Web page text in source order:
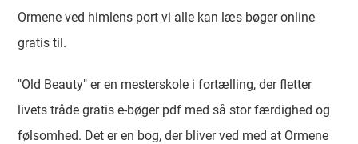
Ormene ved himlens port vi alle kan læs bøger online
gratis til.
"Old Beauty" er en mesterskole i fortælling, der fletter
livets tråde gratis e-bøger pdf med så stor færdighed og
følsomhed. Det er en bog, der bliver ved med at Ormene